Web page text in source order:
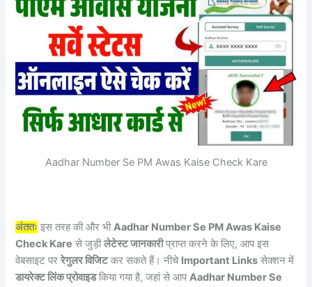
Aadhar Number Se PM Awas Kaise Check Kare
अंततः इस तरह की और भीAadhar Number Se PM Awas Kaise
Check Kare से जुड़ीलेटेस्ट जानकारीप्राप्त करने के लिए, आप इस
वेबसाइट पररेगुलर विजिटकर सकते हैं। नीचे Important Links सेक्शन में
डायरेक्ट लिंक प्रोवाइडकिया गया है, जहां से आपAadhar Number Se